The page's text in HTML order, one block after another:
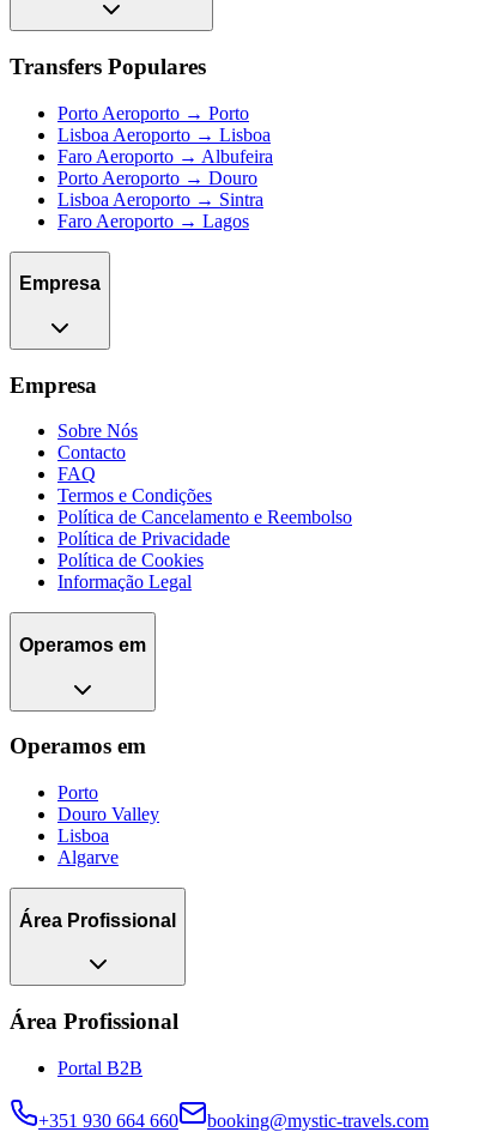
Transfers Populares
Porto Aeroporto → Porto
Lisboa Aeroporto → Lisboa
Faro Aeroporto → Albufeira
Porto Aeroporto → Douro
Lisboa Aeroporto → Sintra
Faro Aeroporto → Lagos
Empresa
Empresa
Sobre Nós
Contacto
FAQ
Termos e Condições
Política de Cancelamento e Reembolso
Política de Privacidade
Política de Cookies
Informação Legal
Operamos em
Operamos em
Porto
Douro Valley
Lisboa
Algarve
Área Profissional
Área Profissional
Portal B2B
+351 930 664 660 booking@mystic-travels.com